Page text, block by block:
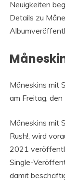
Neuigkeiten
Details zu
Måneskins mit
am Freitag,
Måneskins mit
Rush!, wird
2021
Single-
damit